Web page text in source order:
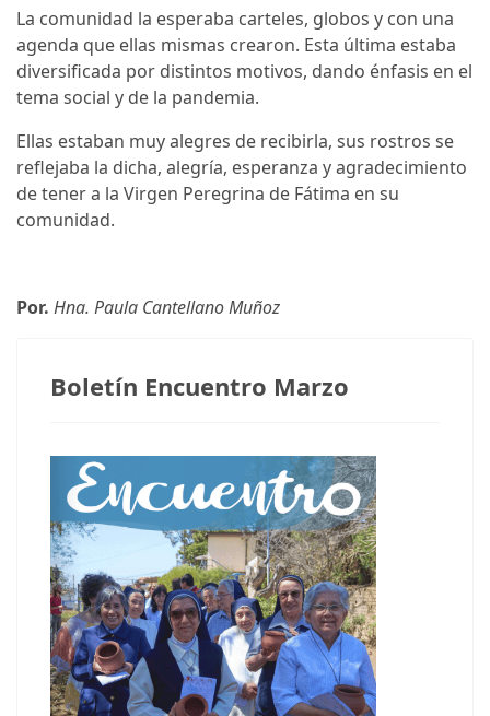
La comunidad la esperaba carteles, globos y con una
agenda que ellas mismas crearon. Esta última estaba
diversificada por distintos motivos, dando énfasis en el
tema social y de la pandemia.
Ellas estaban muy alegres de recibirla, sus rostros se
reflejaba la dicha, alegría, esperanza y agradecimiento
de tener a la Virgen Peregrina de Fátima en su
comunidad.
Por. Hna. Paula Cantellano Muñoz
Boletín Encuentro Marzo